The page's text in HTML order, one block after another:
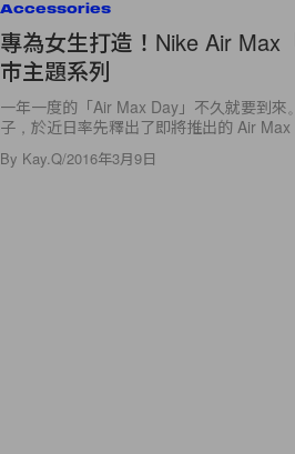
Accessories
專為女生打造！Nike Air Max
市主題系列
一年一度的「Air Max Day」不久就要到來
子，於近日率先釋出了即將推出的 Air Max
By Kay.Q/2016年3月9日